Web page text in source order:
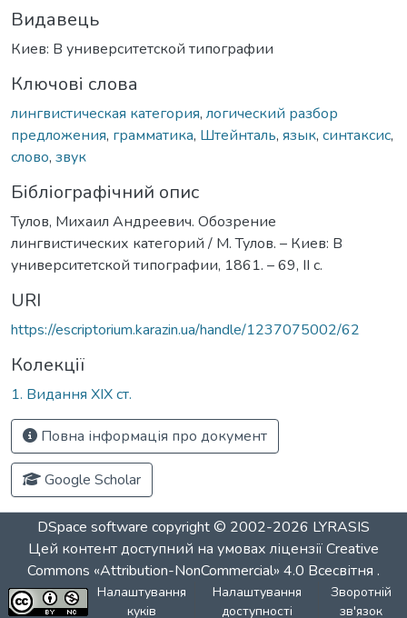
Видавець
Киев: В университетской типографии
Ключові слова
лингвистическая категория, логический разбор
предложения, грамматика, Штейнталь, язык, синтаксис,
слово, звук
Бібліографічний опис
Тулов, Михаил Андреевич. Обозрение
лингвистических категорий / М. Тулов. – Киев: В
университетской типографии, 1861. – 69, II с.
URI
https://escriptorium.karazin.ua/handle/1237075002/62
Колекції
1. Видання ХІХ ст.
Повна інформація про документ
Google Scholar
DSpace software copyright © 2002-2026 LYRASIS
Цей контент доступний на умовах ліцензіїCreative
Commons «Attribution-NonCommercial» 4.0 Всесвітня .
Налаштування
куків
Налаштування
доступності
Зворотній
зв'язок